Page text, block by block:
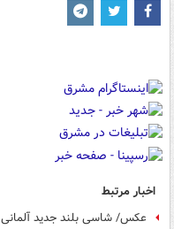
اخبار مرتبط
عکس/ شاسی بلند جدید آلمانی